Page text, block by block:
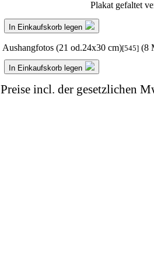
Plakat gefaltet
In Einkaufskorb legen
Aushangfotos (21 od.24x30 cm)[545] (8
In Einkaufskorb legen
Preise incl. der gesetzlichen